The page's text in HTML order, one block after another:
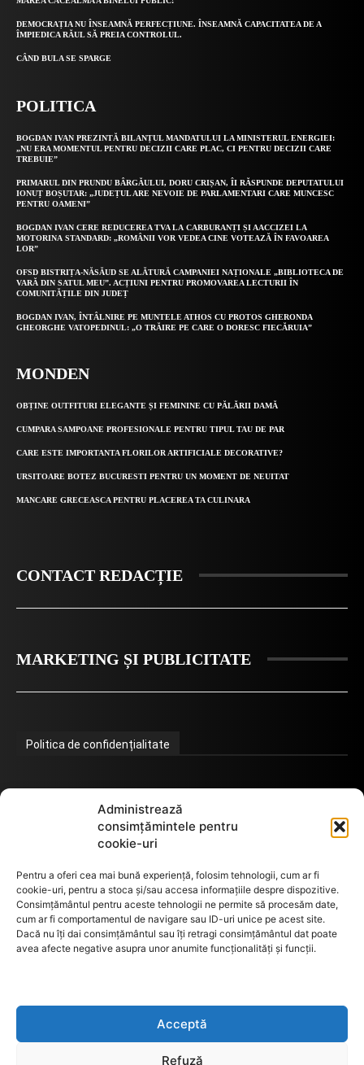
Administrează
consimțămintele pentru
cookie-uri
Pentru a oferi cea mai bună experiență, folosim tehnologii, cum ar fi
cookie-uri, pentru a stoca și/sau accesa informațiile despre dispozitive.
Consimțământul pentru aceste tehnologii ne permite să procesăm date,
cum ar fi comportamentul de navigare sau ID-uri unice pe acest site.
Dacă nu îți dai consimțământul sau îți retragi consimțământul dat poate
avea afecte negative asupra unor anumite funcționalități și funcții.
Acceptă
Refuză
DEMOCRAȚIA NU ÎNSEAMNĂ PERFECȚIUNE. ÎNSEAMNĂ CAPACITATEA DE A
ÎMPIEDICA RĂUL SĂ PREIA CONTROLUL.
CÂND BULA SE SPARGE
POLITICA
BOGDAN IVAN PREZINTĂ BILANȚUL MANDATULUI LA MINISTERUL ENERGIEI:
„NU ERA MOMENTUL PENTRU DECIZII CARE PLAC, CI PENTRU DECIZII CARE
TREBUIE”
PRIMARUL DIN PRUNDU BÂRGĂULUI, DORU CRIȘAN, ÎI RĂSPUNDE DEPUTATULUI
IONUȚ BOȘUTAR: „JUDEȚUL ARE NEVOIE DE PARLAMENTARI CARE MUNCESC
PENTRU OAMENI”
BOGDAN IVAN CERE REDUCEREA TVA LA CARBURANȚI ȘI AACCIZEI LA
MOTORINA STANDARD: „ROMÂNII VOR VEDEA CINE VOTEAZĂ ÎN FAVOAREA
LOR”
OFSD BISTRIȚA-NĂSĂUD SE ALĂTURĂ CAMPANIEI NAȚIONALE „BIBLIOTECA DE
VARĂ DIN SATUL MEU”. ACȚIUNI PENTRU PROMOVAREA LECTURII ÎN
COMUNITĂȚILE DIN JUDEȚ
BOGDAN IVAN, ÎNTÂLNIRE PE MUNTELE ATHOS CU PROTOS GHERONDA
GHEORGHE VATOPEDINUL: „O TRĂIRE PE CARE O DORESC FIECĂRUIA”
MONDEN
OBȚINE OUTFITURI ELEGANTE ȘI FEMININE CU PĂLĂRII DAMĂ
CUMPARA SAMPOANE PROFESIONALE PENTRU TIPUL TAU DE PAR
CARE ESTE IMPORTANTA FLORILOR ARTIFICIALE DECORATIVE?
URSITOARE BOTEZ BUCURESTI PENTRU UN MOMENT DE NEUITAT
MANCARE GRECEASCA PENTRU PLACEREA TA CULINARA
CONTACT REDACȚIE
MARKETING ȘI PUBLICITATE
Politica de confidențialitate
Termeni de utilizare
GDPR
Anunturi de licitații